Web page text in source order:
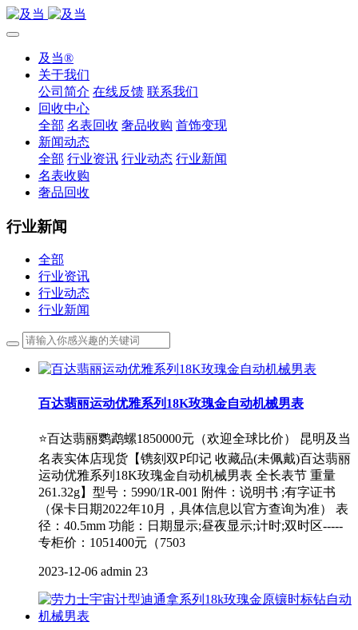
及当®
关于我们
公司简介 在线反馈 联系我们
回收中心
全部 名表回收 奢品收购 首饰变现
新闻动态
全部 行业资讯 行业动态 行业新闻
名表收购
奢品回收
行业新闻
全部
行业资讯
行业动态
行业新闻
百达翡丽运动优雅系列18K玫瑰金自动机械男表
⭐百达翡丽鹦鹉螺1850000元（欢迎全球比价） 昆明及当
名表实体店现货【镌刻双P印记 收藏品(未佩戴)百达翡丽
运动优雅系列18K玫瑰金自动机械男表 全长表节 重量
261.32g】型号：5990/1R-001 附件：说明书 ;有字证书
（保卡日期2022年10月，具体信息以官方查询为准） 表
径：40.5mm 功能：日期显示;昼夜显示;计时;双时区-----
专柜价：1051400元（7503
2023-12-06 admin 23